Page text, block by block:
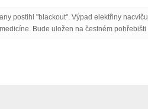
postihl "blackout". Výpad elektřiny
Bude uložen na čestném